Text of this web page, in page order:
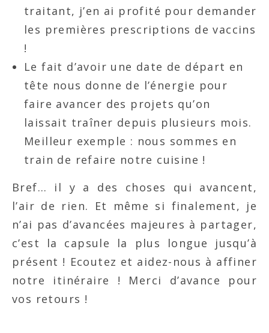
traitant, j’en ai profité pour demander
les premières prescriptions de vaccins
!
Le fait d’avoir une date de départ en
tête nous donne de l’énergie pour
faire avancer des projets qu’on
laissait traîner depuis plusieurs mois.
Meilleur exemple : nous sommes en
train de refaire notre cuisine !
Bref… il y a des choses qui avancent,
l’air de rien. Et même si finalement, je
n’ai pas d’avancées majeures à partager,
c’est la capsule la plus longue jusqu’à
présent ! Ecoutez et aidez-nous à affiner
notre itinéraire ! Merci d’avance pour
vos retours !